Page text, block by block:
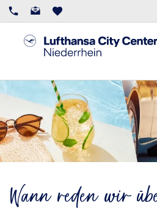
Wann reden wir